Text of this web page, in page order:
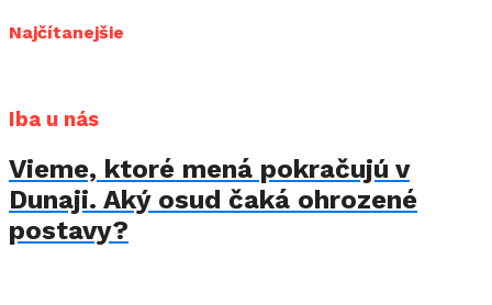
Najčítanejšie
Iba u nás
Vieme, ktoré mená pokračujú v
Dunaji. Aký osud čaká ohrozené
postavy?